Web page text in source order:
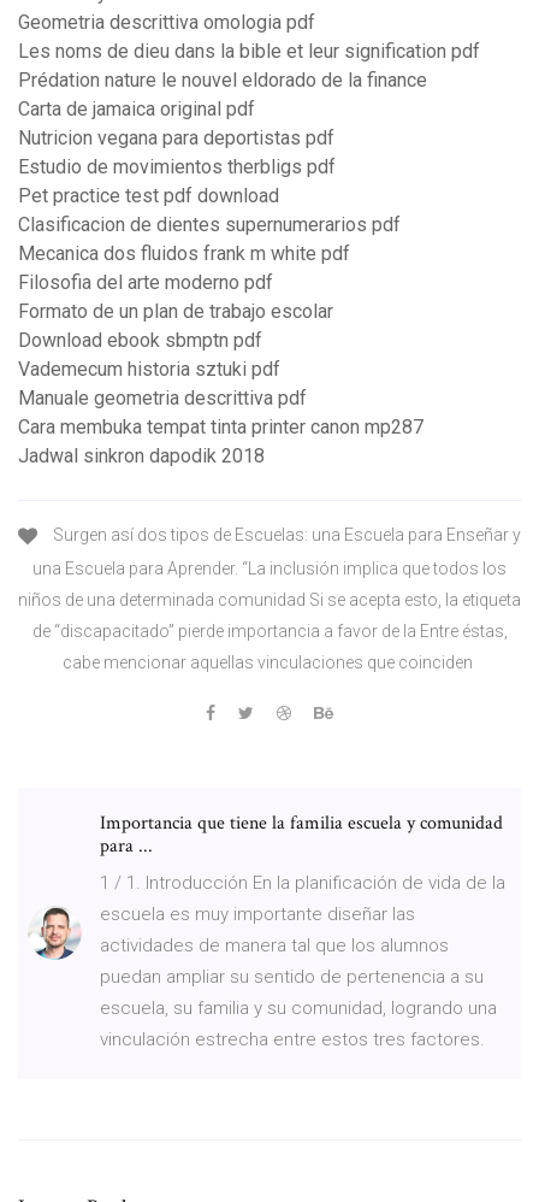
Geometria descrittiva omologia pdf
Les noms de dieu dans la bible et leur signification pdf
Prédation nature le nouvel eldorado de la finance
Carta de jamaica original pdf
Nutricion vegana para deportistas pdf
Estudio de movimientos therbligs pdf
Pet practice test pdf download
Clasificacion de dientes supernumerarios pdf
Mecanica dos fluidos frank m white pdf
Filosofia del arte moderno pdf
Formato de un plan de trabajo escolar
Download ebook sbmptn pdf
Vademecum historia sztuki pdf
Manuale geometria descrittiva pdf
Cara membuka tempat tinta printer canon mp287
Jadwal sinkron dapodik 2018
Surgen así dos tipos de Escuelas: una Escuela para Enseñar y
una Escuela para Aprender. “La inclusión implica que todos los
niños de una determinada comunidad Si se acepta esto, la etiqueta
de “discapacitado” pierde importancia a favor de la Entre éstas,
cabe mencionar aquellas vinculaciones que coinciden
Importancia que tiene la familia escuela y comunidad
para ...
1 / 1. Introducción En la planificación de vida de la
escuela es muy importante diseñar las
actividades de manera tal que los alumnos
puedan ampliar su sentido de pertenencia a su
escuela, su familia y su comunidad, logrando una
vinculación estrecha entre estos tres factores.